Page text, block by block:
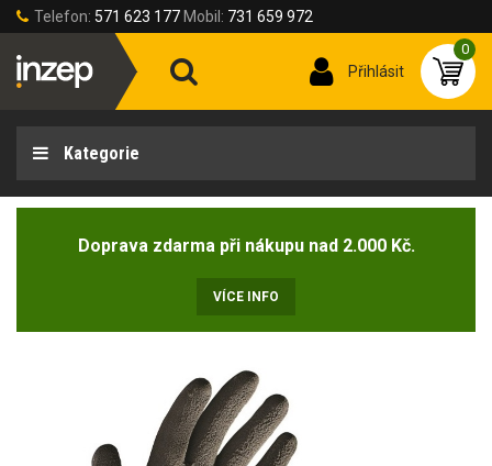
Telefon: 571 623 177 Mobil: 731 659 972
Přihlásit
0
Kategorie
Doprava zdarma při nákupu nad 2.000 Kč.
VÍCE INFO